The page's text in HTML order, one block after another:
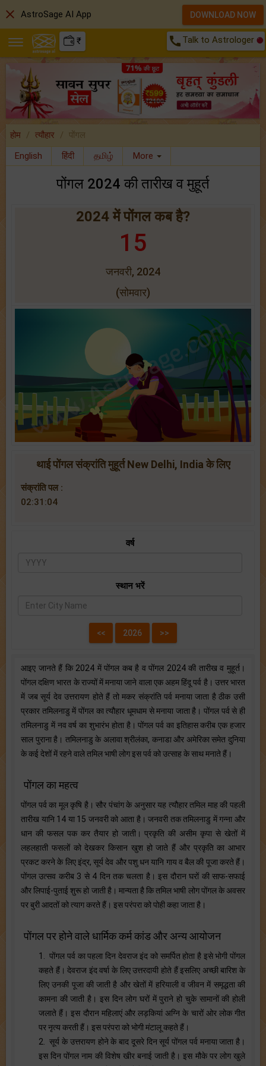
₹ call Talk to Astrologer
होम त्यौहार
पोंगल
English
हिंदी தமிழ் More
पोंगल 2024 की तारीख व मुहूर्त
2024 में पोंगल कब है?
15
जनवरी, 2024
(सोमवार)
थाई पोंगल संक्रांति मुहूर्त New Delhi, India के लिए
संक्रांति पल :
02:31:04
वर्ष
स्थान भरें
आइए जानते हैं कि 2024 में पोंगल कब है व पोंगल 2024 की तारीख व मुहूर्त।
पोंगल दक्षिण भारत के राज्यों में मनाया जाने वाला एक अहम हिंदू पर्व है। उत्तर भारत
में जब सूर्य देव उत्तरायण होते हैं तो मकर संक्रांति पर्व मनाया जाता है ठीक उसी
प्रकार तमिलनाडु में पोंगल का त्यौहार धूमधाम से मनाया जाता है। पोंगल पर्व से ही
तमिलनाडु में नव वर्ष का शुभारंभ होता है। पोंगल पर्व का इतिहास करीब एक हजार
साल पुराना है। तमिलनाडु के अलावा श्रीलंका, कनाडा और अमेरिका समेत दुनिया
के कई देशों में रहने वाले तमिल भाषी लोग इस पर्व को उत्साह के साथ मनाते हैं।
पोंगल का महत्व
पोंगल पर्व का मूल कृषि है। सौर पंचांग के अनुसार यह त्यौहार तमिल माह की पहली
तारीख यानि 14 या 15 जनवरी को आता है। जनवरी तक तमिलनाडु में गन्ना और
धान की फसल पक कर तैयार हो जाती। प्रकृति की असीम कृपा से खेतों में
लहलहाती फसलों को देखकर किसान खुश हो जाते हैं और प्रकृति का आभार
प्रकट करने के लिए इंद्र, सूर्य देव और पशु धन यानि गाय व बैल की पूजा करते हैं।
पोंगल उत्सव करीब 3 से 4 दिन तक चलता है। इस दौरान घरों की साफ-सफाई
और लिपाई-पुताई शुरू हो जाती है। मान्यता है कि तमिल भाषी लोग पोंगल के अवसर
पर बुरी आदतों को त्याग करते हैं। इस परंपरा को पोही कहा जाता है।
पोंगल पर होने वाले धार्मिक कर्म कांड और अन्य आयोजन
1. पोंगल पर्व का पहला दिन देवराज इंद को समर्पित होता है इसे भोगी पोंगल
कहते हैं। देवराज इंद वर्षा के लिए उत्तरदायी होते हैं इसलिए अच्छी बारिश के
लिए उनकी पूजा की जाती है और खेतों में हरियाली व जीवन में समृद्धता की
कामना की जाती है। इस दिन लोग घरों में पुराने हो चुके सामानों की होली
जलाते हैं। इस दौरान महिलाएं और लड़कियां अग्नि के चारों ओर लोक गीत
पर नृत्य करती हैं। इस परंपरा को भोगी मंटालू कहते हैं।
2. सूर्य के उत्तरायण होने के बाद दूसरे दिन सूर्य पोंगल पर्व मनाया जाता है।
इस दिन पोंगल नाम की विशेष खीर बनाई जाती है। इस मौके पर लोग खुले
close AstroSage AI App DOWNLOAD NOW